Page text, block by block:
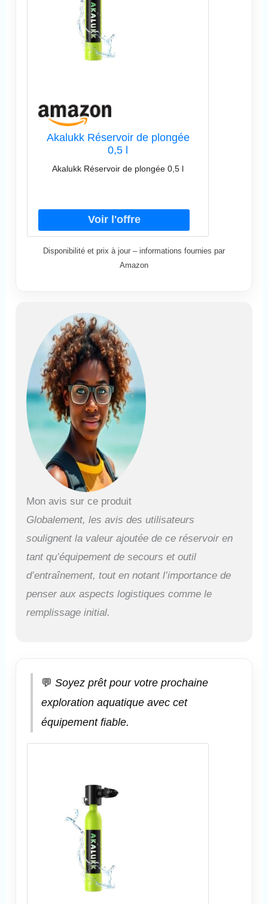
Akalukk Réservoir de plongée
0,5 l
Akalukk Réservoir de plongée 0,5 l
Disponibilité et prix à jour – informations fournies par
Amazon
Mon avis sur ce produit
Globalement, les avis des utilisateurs
soulignent la valeur ajoutée de ce réservoir en
tant qu’équipement de secours et outil
d’entraînement, tout en notant l’importance de
penser aux aspects logistiques comme le
remplissage initial.
💬 Soyez prêt pour votre prochaine
exploration aquatique avec cet
équipement fiable.